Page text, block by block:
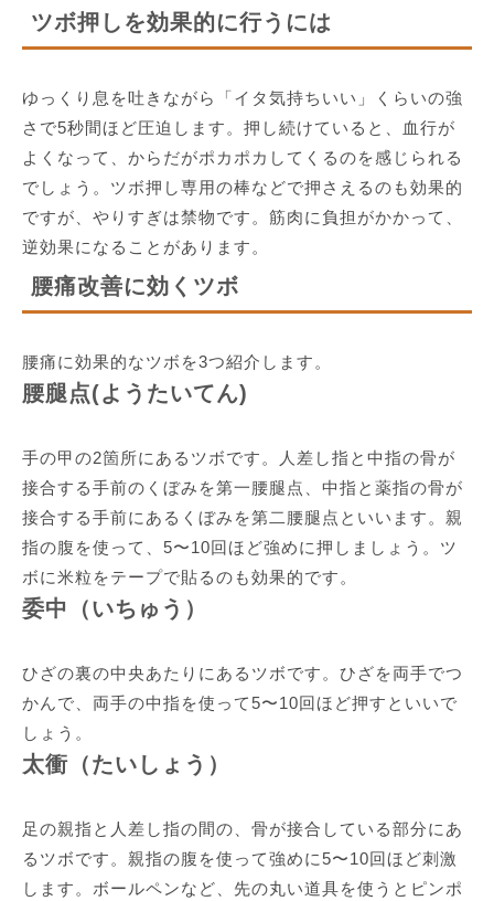
ツボ押しを効果的に行うには
ゆっくり息を吐きながら「イタ気持ちいい」くらいの強
さで5秒間ほど圧迫します。押し続けていると、血行が
よくなって、からだがポカポカしてくるのを感じられる
でしょう。ツボ押し専用の棒などで押さえるのも効果的
ですが、やりすぎは禁物です。筋肉に負担がかかって、
逆効果になることがあります。
腰痛改善に効くツボ
腰痛に効果的なツボを3つ紹介します。
腰腿点(ようたいてん)
手の甲の2箇所にあるツボです。人差し指と中指の骨が
接合する手前のくぼみを第一腰腿点、中指と薬指の骨が
接合する手前にあるくぼみを第二腰腿点といいます。親
指の腹を使って、5〜10回ほど強めに押しましょう。ツ
ボに米粒をテープで貼るのも効果的です。
委中（いちゅう）
ひざの裏の中央あたりにあるツボです。ひざを両手でつ
かんで、両手の中指を使って5〜10回ほど押すといいで
しょう。
太衝（たいしょう）
足の親指と人差し指の間の、骨が接合している部分にあ
るツボです。親指の腹を使って強めに5〜10回ほど刺激
します。ボールペンなど、先の丸い道具を使うとピンポ